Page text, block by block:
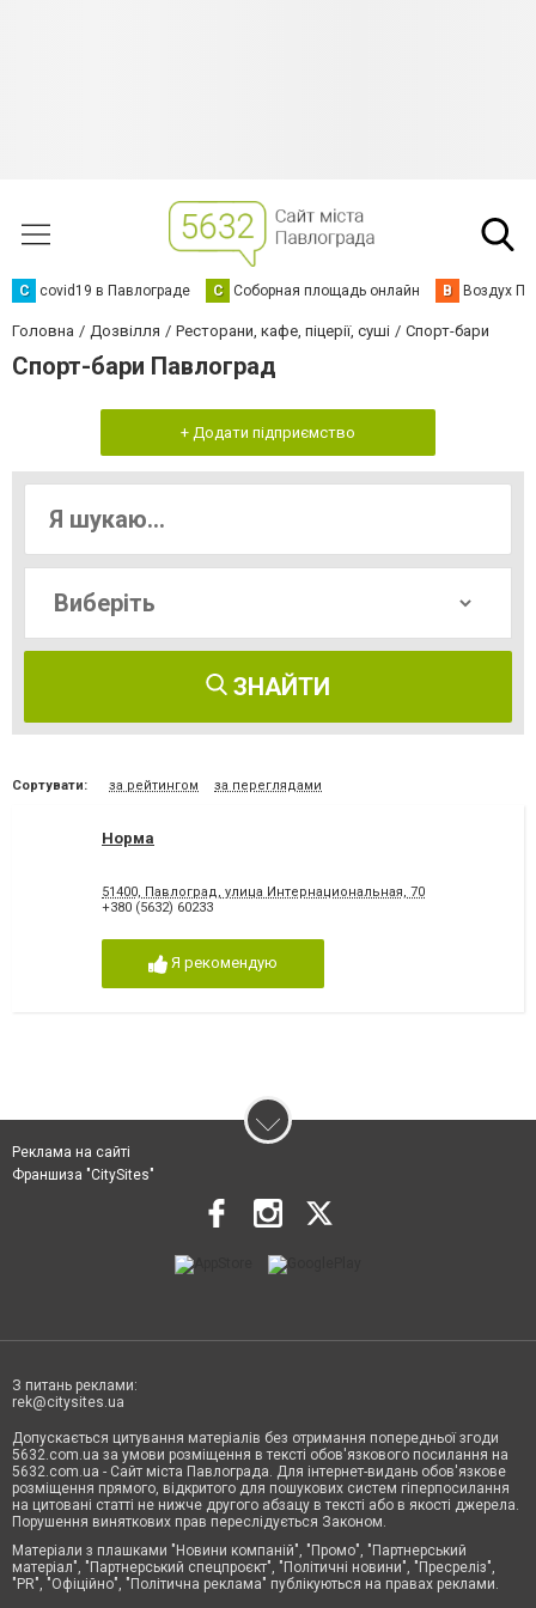
C covid19 в Павлограде С Соборная площадь онлайн В Воздух
Головна Дозвілля Ресторани, кафе, піцерії, суші Спорт-бари
Спорт-бари Павлоград
+ Додати підприємство
ЗНАЙТИ
Сортувати: за рейтингом за переглядами
Норма
51400, Павлоград, улица Интернациональная, 70
+380 (5632) 60233
Я рекомендую
Реклама на сайті
Франшиза "CitySites"
З питань реклами:
rek@citysites.ua
Допускається цитування матеріалів без отримання попередньої згоди
5632.com.ua за умови розміщення в тексті обов'язкового посилання на
5632.com.ua - Сайт міста Павлограда. Для інтернет-видань обов'язкове
розміщення прямого, відкритого для пошукових систем гіперпосилання
на цитовані статті не нижче другого абзацу в тексті або в якості джерела.
Порушення виняткових прав переслідується Законом.
Матеріали з плашками "Новини компаній", "Промо", "Партнерський
матеріал", "Партнерський спецпроєкт", "Політичні новини", "Пресреліз",
"PR", "Офіційно", "Політична реклама" публікуються на правах реклами.